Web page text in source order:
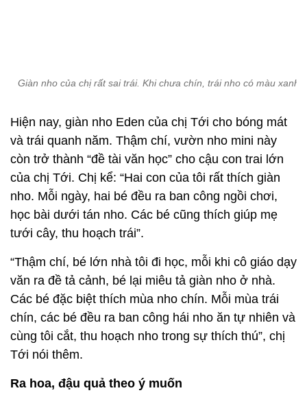
Giàn nho của chị rất sai trái. Khi chưa chín, trái nho có màu xanh
Hiện nay, giàn nho Eden của chị Tới cho bóng mát
và trái quanh năm. Thậm chí, vườn nho mini này
còn trở thành “đề tài văn học” cho cậu con trai lớn
của chị Tới. Chị kể: “Hai con của tôi rất thích giàn
nho. Mỗi ngày, hai bé đều ra ban công ngồi chơi,
học bài dưới tán nho. Các bé cũng thích giúp mẹ
tưới cây, thu hoạch trái”.
“Thậm chí, bé lớn nhà tôi đi học, mỗi khi cô giáo dạy
văn ra đề tả cảnh, bé lại miêu tả giàn nho ở nhà.
Các bé đặc biệt thích mùa nho chín. Mỗi mùa trái
chín, các bé đều ra ban công hái nho ăn tự nhiên và
cùng tôi cắt, thu hoạch nho trong sự thích thú”, chị
Tới nói thêm.
Ra hoa, đậu quả theo ý muốn